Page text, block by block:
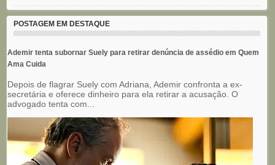
POSTAGEM EM DESTAQUE
Ademir tenta subornar Suely para retirar denúncia de assédio em Quem
Ama Cuida
Depois de flagrar Suely com Adriana, Ademir confronta a ex-
secretária e oferece dinheiro para ela retirar a acusação. O
advogado tenta com...